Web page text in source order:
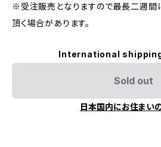
※受注販売となりますので最長二週間
頂く場合があります。
International
Sold out
日本国内にお住まい